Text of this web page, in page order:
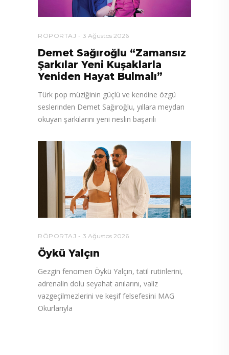
RÖPORTAJ 3 Ağustos 2026
Demet Sağıroğlu “Zamansız
Şarkılar Yeni Kuşaklarla
Yeniden Hayat Bulmalı”
Türk pop müziğinin güçlü ve kendine özgü
seslerinden Demet Sağıroğlu, yıllara meydan
okuyan şarkılarını yeni neslin başarılı
RÖPORTAJ 3 Ağustos 2026
Öykü Yalçın
Gezgin fenomen Öykü Yalçın, tatil rutinlerini,
adrenalin dolu seyahat anılarını, valiz
vazgeçilmezlerini ve keşif felsefesini MAG
Okurlarıyla